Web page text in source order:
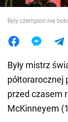
Jedzenie
Były czempion nie
Były mistrz
przed czasem
McKinneyem